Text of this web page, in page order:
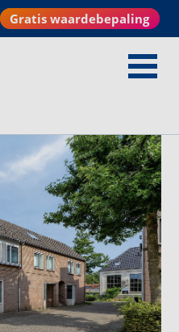
Gratis waardebepaling